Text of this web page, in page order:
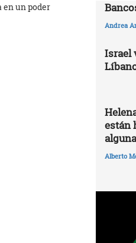
en un poder
Andrea
Israel
están
Alberto